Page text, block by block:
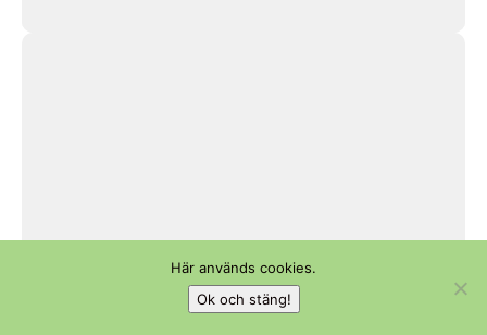
Här används cookies.
Ok och stäng!